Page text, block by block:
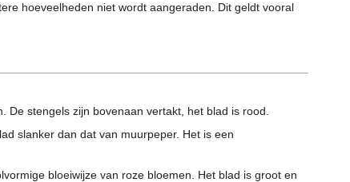
hoeveelheden niet wordt aangeraden. Dit geldt vooral
stengels zijn bovenaan vertakt, het blad is rood.
slanker dan dat van muurpeper. Het is een
bloeiwijze van roze bloemen. Het blad is groot en